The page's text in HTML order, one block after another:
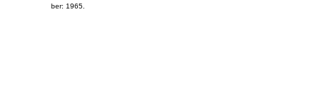
ber: 1965.